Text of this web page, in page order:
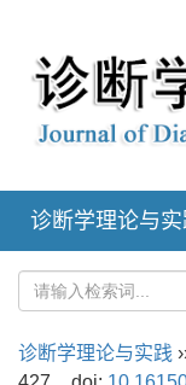
诊断学理论与
诊断学理论与实践